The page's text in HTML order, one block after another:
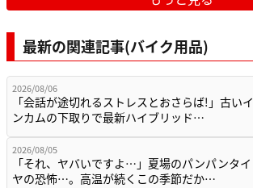
最新の関連記事(バイク用品)
2026/08/06
「会話が途切れるストレスとおさらば!」古いイ
ンカムの下取りで最新ハイブリッド…
2026/08/05
「それ、ヤバいですよ…」夏場のパンパンタイ
ヤの恐怖…。高温が続くこの季節だか…